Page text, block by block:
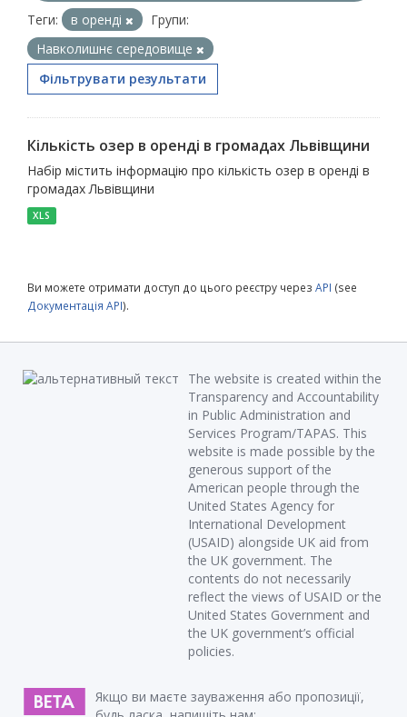
Теги:
в оренді
Групи:
Навколишнє середовище
Фільтрувати результати
Кількість озер в оренді в громадах Львівщини
Набір містить інформацію про кількість озер в оренді в
громадах Львівщини
XLS
Ви можете отримати доступ до цього реєстру через API (see
Документація API).
The website is created within the
Transparency and Accountability
in Public Administration and
Services Program/TAPAS. This
website is made possible by the
generous support of the
American people through the
United States Agency for
International Development
(USAID) alongside UK aid from
the UK government. The
contents do not necessarily
reflect the views of USAID or the
United States Government and
the UK government’s official
policies.
Якщо ви маєте зауваження або пропозиції,